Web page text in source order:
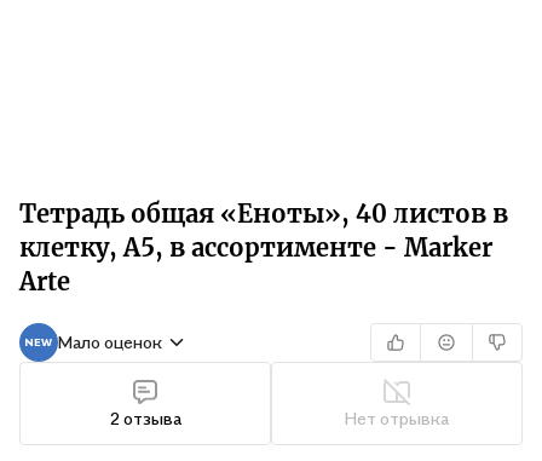
Тетрадь общая «Еноты», 40 листов в
клетку, А5, в ассортименте - Marker
Arte
Мало оценок
2 отзыва Нет отрывка